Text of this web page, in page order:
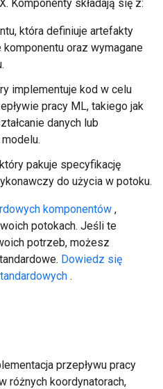
Komponenty składają się z:
która definiuje artefakty
oraz wymagane
implementuje kod w celu
pracy ML, takiego jak
danych lub
pakuje specyfikację
do użycia w potoku.
komponentów ,
potokach. Jeśli te
potrzeb, możesz
Dowiedz się
.
przepływu pracy
różnych koordynatorach,